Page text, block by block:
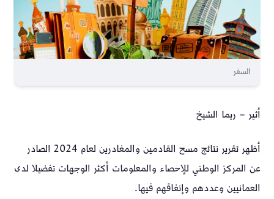
السفر
أثير – ريما الشيخ
أظهر تقرير نتائج مسح القادمين والمغادرين لعام 2024 الصادر
عن المركز الوطني للإحصاء والمعلومات أكثر الوجهات تفضيلا لدى
العمانيين وعددهم وإنفاقهم فيها.